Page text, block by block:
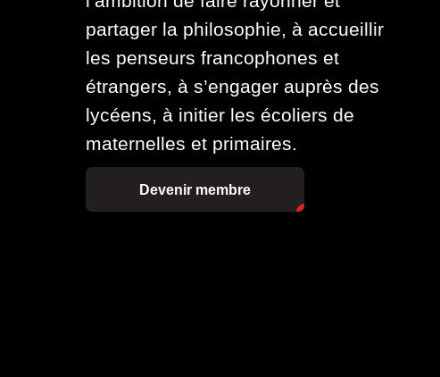
partager la philosophie, à accueillir
les penseurs francophones et
étrangers, à s’engager auprès des
lycéens, à initier les écoliers de
maternelles et primaires.
Devenir membre